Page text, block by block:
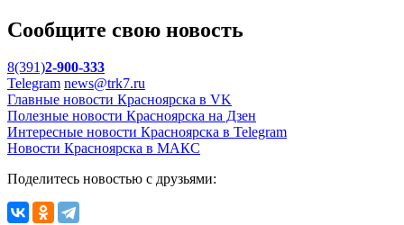
Сообщите свою новость
8(391)2-900-333
Telegram news@trk7.ru
Главные новости Красноярска в VK
Полезные новости Красноярска на Дзен
Интересные новости Красноярска в Telegram
Новости Красноярска в МАКС
Поделитесь новостью с друзьями: